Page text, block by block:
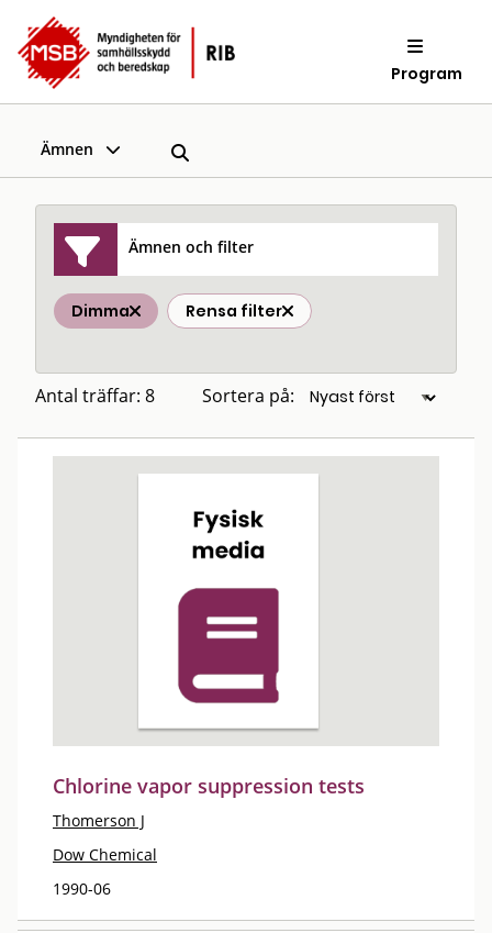
Program
Ämnen
Ämnen och filter
Dimma Rensa filter
Antal träffar: 8 Sortera på:
Chlorine vapor suppression tests
Thomerson J
Dow Chemical
1990-06